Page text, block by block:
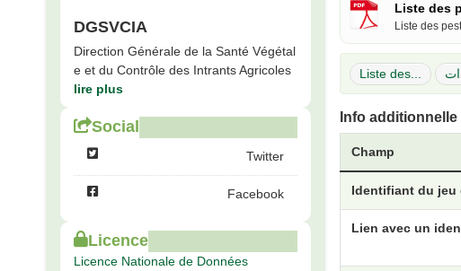
DGSVCIA
Direction Générale de la Santé Végétal
e et du Contrôle des Intrants Agricoles
lire plus
Social
Twitter
Facebook
Licence
Licence Nationale de Données
Liste des
Liste des
Liste des...
Info additionnelle
Champ
Identifiant du jeu
Lien avec un